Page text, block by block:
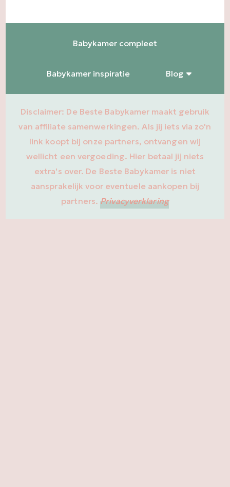
Babykamer compleet
Babykamer inspiratie Blog
Disclaimer: De Beste Babykamer maakt gebruik
van affiliate samenwerkingen. Als jij iets via zo'n
link koopt bij onze partners, ontvangen wij
wellicht een vergoeding. Hier betaal jij niets
extra's over. De Beste Babykamer is niet
aansprakelijk voor eventuele aankopen bij
partners.Privacyverklaring